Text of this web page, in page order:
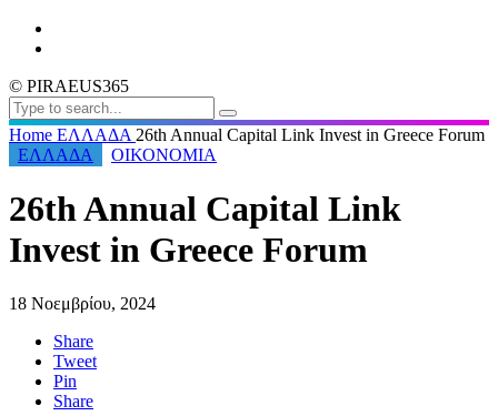
© PIRAEUS365
Home ΕΛΛΑΔΑ 26th Annual Capital Link Invest in Greece Forum
ΕΛΛΑΔΑ
ΟΙΚΟΝΟΜΙΑ
26th Annual Capital Link
Invest in Greece Forum
18 Νοεμβρίου, 2024
Share
Tweet
Pin
Share